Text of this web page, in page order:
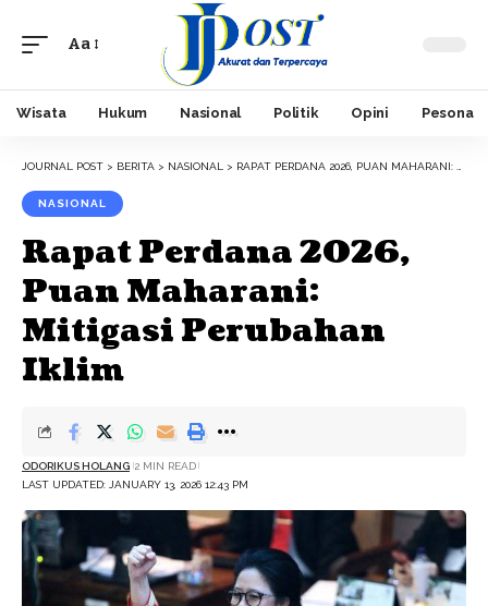
Font
Aa
Wisata Hukum Nasional Politik Opini Pesona
JOURNAL POST > BERITA > NASIONAL > RAPAT PERDANA 2026, PUAN MAHARANI: MITIGASI PERUBAHAN IKLIM
NASIONAL
Rapat Perdana 2026,
Puan Maharani:
Mitigasi Perubahan
Iklim
LAST UPDATED: JANUARY 13, 2026 12:43 PM
ODORIKUS HOLANG 2 MIN READ